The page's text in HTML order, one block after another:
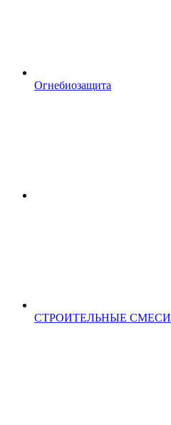
Огнебиозащита
СТРОИТЕЛЬНЫЕ СМЕСИ